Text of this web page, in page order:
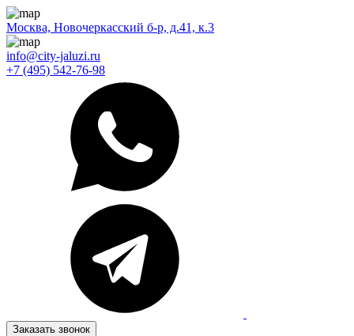
Москва, Новочеркасский б-р, д.41, к.3
info@city-jaluzi.ru
+7 (495) 542-76-98
Заказать звонок